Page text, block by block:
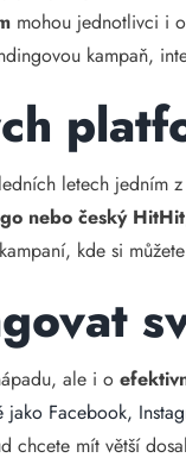
mohou jednotlivci i
kampaň,
letech jedním
nebo český HitHit
kde si
ale i o
jako Facebook,
mít větší